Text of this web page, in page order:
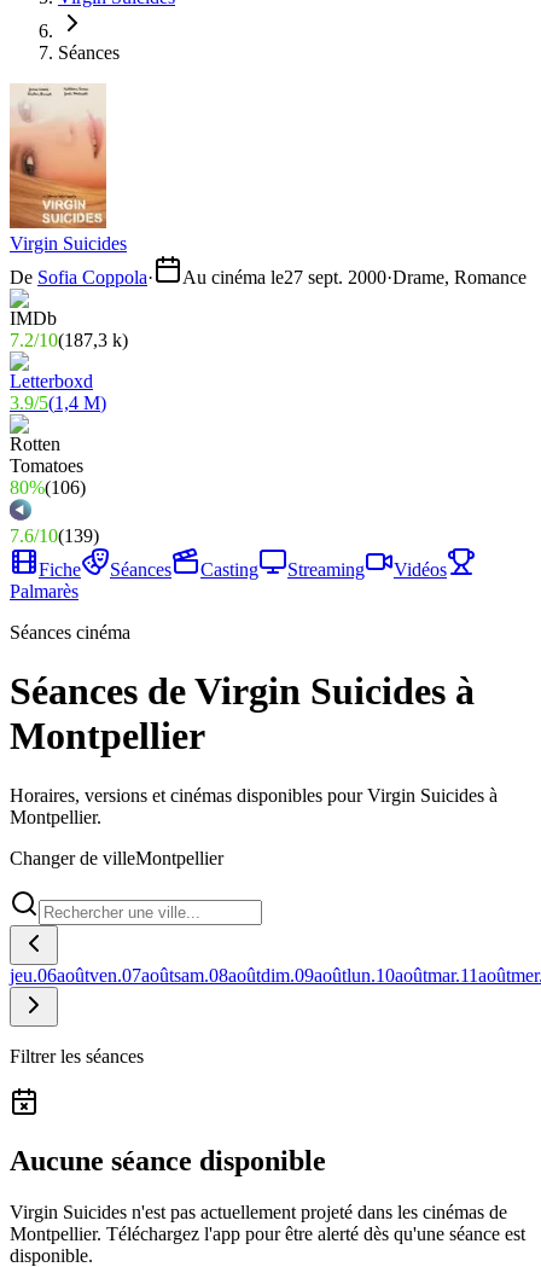
Séances
Virgin Suicides
De Sofia Coppola· Au cinéma le27 sept. 2000·Drame, Romance
7.2/10(187,3 k)
3.9/5(1,4 M)
80%(106)
7.6/10(139)
Fiche
Séances Casting Streaming
Vidéos
Palmarès
Séances cinéma
Séances de Virgin Suicides à
Montpellier
Horaires, versions et cinémas disponibles pour Virgin Suicides à
Montpellier.
Changer de villeMontpellier
jeu.06aoûtven.07aoûtsam.08aoûtdim.09aoûtlun.10aoûtmar.11août
Filtrer les séances
Aucune séance disponible
Virgin Suicides n'est pas actuellement projeté dans les cinémas de
Montpellier. Téléchargez l'app pour être alerté dès qu'une séance est
disponible.